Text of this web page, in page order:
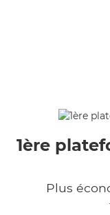
1ère
Plus